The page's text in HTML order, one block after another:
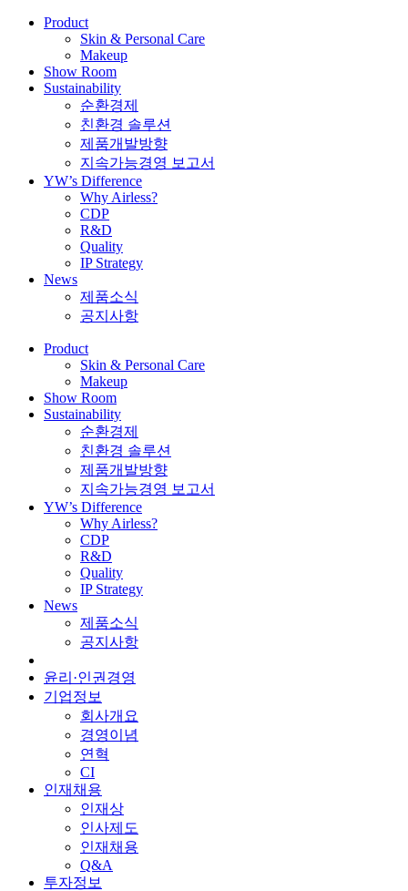
Product
Skin & Personal Care
Makeup
Show Room
Sustainability
순환경제
친환경 솔루션
제품개발방향
지속가능경영 보고서
YW’s Difference
Why Airless?
CDP
R&D
Quality
IP Strategy
News
제품소식
공지사항
Product
Skin & Personal Care
Makeup
Show Room
Sustainability
순환경제
친환경 솔루션
제품개발방향
지속가능경영 보고서
YW’s Difference
Why Airless?
CDP
R&D
Quality
IP Strategy
News
제품소식
공지사항
윤리·인권경영
기업정보
회사개요
경영이념
연혁
CI
인재채용
인재상
인사제도
인재채용
Q&A
투자정보